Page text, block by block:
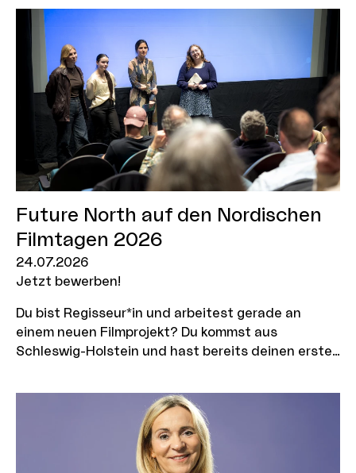
können sich interessierte Creator*innen und
Organisationen um einen der Plätze bewerben.
Future North auf den Nordischen
Filmtagen 2026
24.07.2026
Jetzt bewerben!
Du bist Regisseur*in und arbeitest gerade an
einem neuen Filmprojekt? Du kommst aus
Schleswig-Holstein und hast bereits deinen ersten
gezielte Einblicke in die internationale Filmbranche
bekommen? Dann bewirb dich jetzt für das Future
North Programm der Nordischen Filmtage Lübeck,
bei denen die MOIN Filmförderung auch in diesem